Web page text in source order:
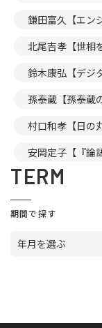
鎌田富久【エン
北尾吉孝【世相
鈴木康弘【デジ
孫泰蔵【孫泰蔵
村口和孝【日の
安岡定子【『論
TERM
期間で探す
年月を選ぶ